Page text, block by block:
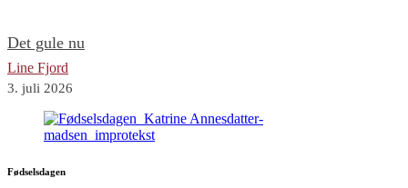
Det gule nu
Line Fjord
3. juli 2026
Fødselsdagen